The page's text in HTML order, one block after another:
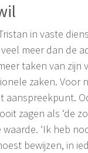
in vaste
meer dan de
taken van zijn
zaken. Voor
aanspreekpunt.
zagen als ‘de
waarde. ‘Ik heb
bewijzen, in